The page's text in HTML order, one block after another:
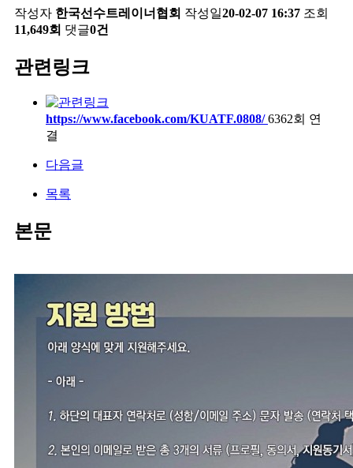
작성자 한국선수트레이너협회 작성일20-02-07 16:37 조회
11,649회 댓글0건
관련링크
https://www.facebook.com/KUATF.0808/ 6362회 연
결
다음글
목록
본문